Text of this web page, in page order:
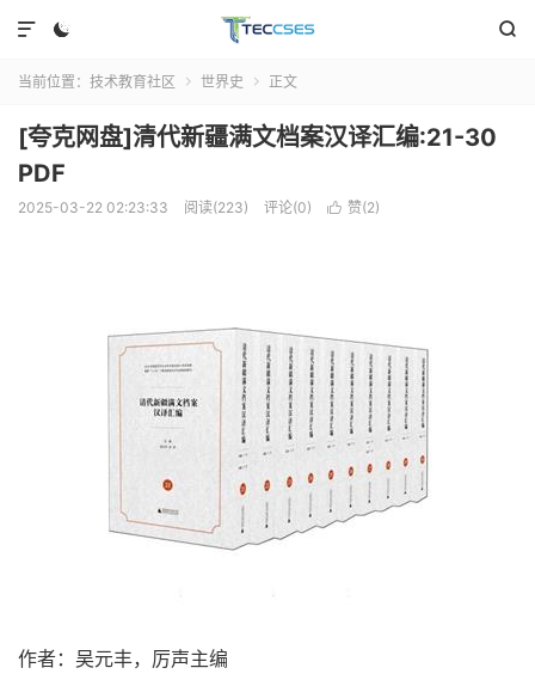
 

当前位置： 技术教育社区  世界史  正文
[夸克网盘]清代新疆满文档案汉译汇编:21-30
PDF
2025-03-22 02:23:33 阅读(223) 评论(0)  赞(2)
作者：吴元丰，厉声主编